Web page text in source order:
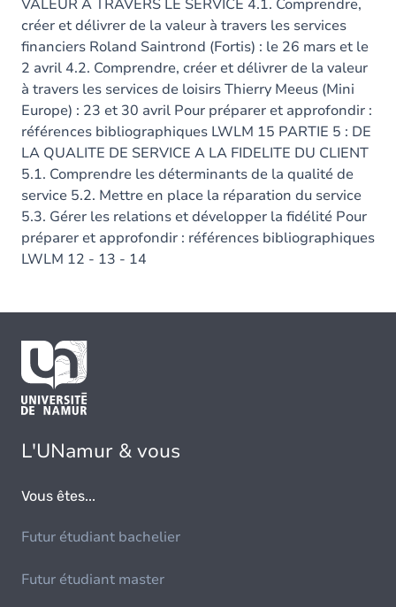
VALEUR A TRAVERS LE SERVICE 4.1. Comprendre,
créer et délivrer de la valeur à travers les services
financiers Roland Saintrond (Fortis) : le 26 mars et le
2 avril 4.2. Comprendre, créer et délivrer de la valeur
à travers les services de loisirs Thierry Meeus (Mini
Europe) : 23 et 30 avril Pour préparer et approfondir :
références bibliographiques LWLM 15 PARTIE 5 : DE
LA QUALITE DE SERVICE A LA FIDELITE DU CLIENT
5.1. Comprendre les déterminants de la qualité de
service 5.2. Mettre en place la réparation du service
5.3. Gérer les relations et développer la fidélité Pour
préparer et approfondir : références bibliographiques
LWLM 12 - 13 - 14
L'UNamur & vous
Vous êtes...
Futur étudiant bachelier
Futur étudiant master